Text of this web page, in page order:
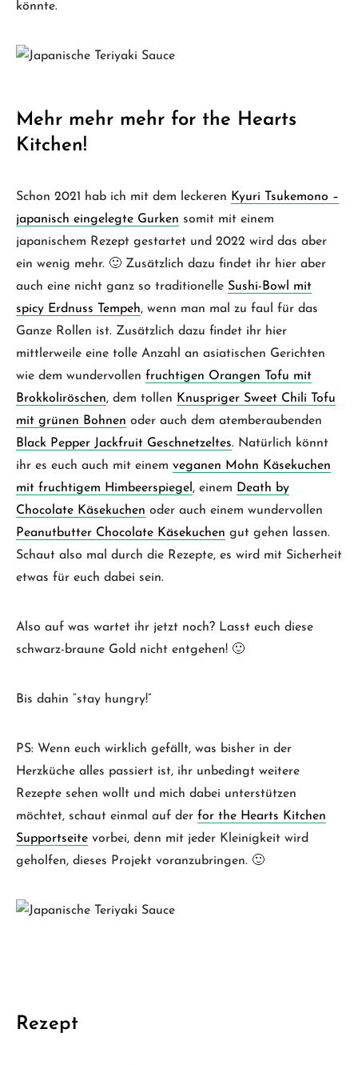
könnte.
Mehr mehr mehr for the Hearts
Kitchen!
Schon 2021 hab ich mit dem leckeren Kyuri Tsukemono –
japanisch eingelegte Gurken somit mit einem
japanischem Rezept gestartet und 2022 wird das aber
ein wenig mehr. 🙂 Zusätzlich dazu findet ihr hier aber
auch eine nicht ganz so traditionelle Sushi-Bowl mit
spicy Erdnuss Tempeh, wenn man mal zu faul für das
Ganze Rollen ist. Zusätzlich dazu findet ihr hier
mittlerweile eine tolle Anzahl an asiatischen Gerichten
wie dem wundervollen fruchtigen Orangen Tofu mit
Brokkoliröschen, dem tollen Knuspriger Sweet Chili Tofu
mit grünen Bohnen oder auch dem atemberaubenden
Black Pepper Jackfruit Geschnetzeltes. Natürlich könnt
ihr es euch auch mit einem veganen Mohn Käsekuchen
mit fruchtigem Himbeerspiegel, einem Death by
Chocolate Käsekuchen oder auch einem wundervollen
Peanutbutter Chocolate Käsekuchen gut gehen lassen.
Schaut also mal durch die Rezepte, es wird mit Sicherheit
etwas für euch dabei sein.
Also auf was wartet ihr jetzt noch? Lasst euch diese
schwarz-braune Gold nicht entgehen! 🙂
Bis dahin “stay hungry!”
PS: Wenn euch wirklich gefällt, was bisher in der
Herzküche alles passiert ist, ihr unbedingt weitere
Rezepte sehen wollt und mich dabei unterstützen
möchtet, schaut einmal auf der for the Hearts Kitchen
Supportseite vorbei, denn mit jeder Kleinigkeit wird
geholfen, dieses Projekt voranzubringen. 🙂
Rezept